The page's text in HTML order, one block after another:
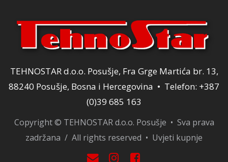
TEHNOSTAR d.o.o. Posušje, Fra Grge Martića br. 13,
88240 Posušje, Bosna i Hercegovina • Telefon: +387
(0)39 685 163
Copyright © TEHNOSTAR d.o.o. Posušje • Sva prava
zadržana / All rights reserved • Uvjeti kupnje